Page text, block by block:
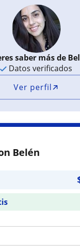
saber más de
Datos verificados
Ver perfil
Belén